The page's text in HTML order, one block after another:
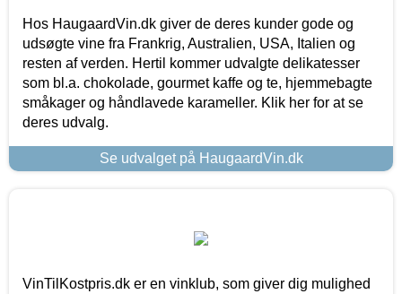
Hos HaugaardVin.dk giver de deres kunder gode og
udsøgte vine fra Frankrig, Australien, USA, Italien og
resten af verden. Hertil kommer udvalgte delikatesser
som bl.a. chokolade, gourmet kaffe og te, hjemmebagte
småkager og håndlavede karameller. Klik her for at se
deres udvalg.
Se udvalget på HaugaardVin.dk
VinTilKostpris.dk er en vinklub, som giver dig mulighed